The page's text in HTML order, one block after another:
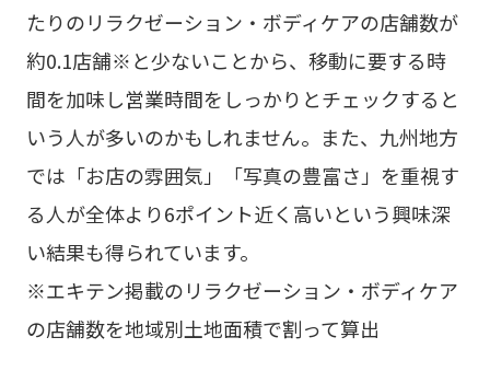
たりのリラクゼーション・ボディケアの店舗数が
約0.1店舗※と少ないことから、移動に要する時
間を加味し営業時間をしっかりとチェックすると
いう人が多いのかもしれません。また、九州地方
では「お店の雰囲気」「写真の豊富さ」を重視す
る人が全体より6ポイント近く高いという興味深
い結果も得られています。
※エキテン掲載のリラクゼーション・ボディケア
の店舗数を地域別土地面積で割って算出